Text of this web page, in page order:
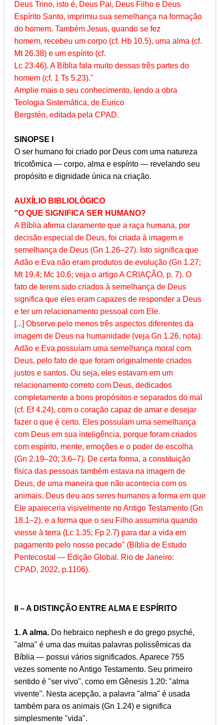
Deus Trino, isto é, Deus Pai, Deus Filho e Deus
Espírito Santo, imprimiu sua semelhança na formação
do homem. Também Jesus, quando se fez
homem, recebeu um corpo (cf. Hb 10.5), uma alma (cf.
Mt 26.38) e um espírito (cf.
Lc 23.46). A Bíblia fala muito dessas três partes do
homem (cf. 1 Ts 5.23)."
Amplie mais o seu conhecimento, lendo a obra
Teologia Sistemática, de Eurico
Bergstén, editada pela CPAD.
SINOPSE I
O ser humano foi criado por Deus com uma natureza
tricotômica — corpo, alma e espírito — revelando seu
propósito e dignidade única na criação.
AUXÍLIO BIBLIOLÓGICO
"O QUE SIGNIFICA SER HUMANO?
A Bíblia afirma claramente que a raça humana, por
decisão especial de Deus, foi criada à imagem e
semelhança de Deus (Gn 1.26–27). Isto significa que
Adão e Eva não eram produtos de evolução (Gn 1.27;
Mt 19.4; Mc 10.6; veja o artigo A CRIAÇÃO, p. 7). O
fato de terem sido criados à semelhança de Deus
significa que eles eram capazes de responder a Deus
e ter um relacionamento pessoal com Ele.
[...] Observe pelo menos três aspectos diferentes da
imagem de Deus na humanidade (veja Gn 1.26, nota):
Adão e Eva possuíam uma semelhança moral com
Deus, pelo fato de que foram originalmente criados
justos e santos. Ou seja, eles estavam em um
relacionamento correto com Deus, dedicados
completamente a bons propósitos e separados do mal
(cf. Ef 4.24), com o coração capaz de amar e desejar
fazer o que é certo. Eles possuíam uma semelhança
com Deus em sua inteligência, porque foram criados
com espírito, mente, emoções e o poder de escolha
(Gn 2.19–20; 3.6–7). De certa forma, a constituição
física das pessoas também estava na imagem de
Deus, de uma maneira que não acontecia com os
animais. Deus deu aos seres humanos a forma em que
Ele apareceria visivelmente no Antigo Testamento (Gn
18.1–2), e a forma que o seu Filho assumiria quando
viesse à terra (Lc 1.35; Fp 2.7) para dar a vida em
pagamento pelo nosso pecado" (Bíblia de Estudo
Pentecostal — Edição Global. Rio de Janeiro:
CPAD, 2022, p.1106).
II – A DISTINÇÃO ENTRE ALMA E ESPÍRITO
1. A alma. Do hebraico nephesh e do grego psyché,
"alma" é uma das muitas palavras polissêmicas da
Bíblia — possui vários significados. Aparece 755
vezes somente no Antigo Testamento. Seu primeiro
sentido é "ser vivo", como em Gênesis 1.20: "alma
vivente". Nesta acepção, a palavra "alma" é usada
também para os animais (Gn 1.24) e significa
simplesmente "vida".